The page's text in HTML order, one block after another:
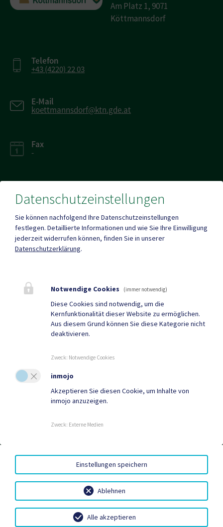
Am Platz 1, 9071
Köttmannsdorf
Telefon
+43 (4220) 22 03
E-Mail
koettmannsdorf@ktn.gde.at
Fax
-
Heute , 08:00 - 12:00 Uhr
Amtsstunden
Quicklinks
Geko digital Gemeinde-
App
Sport & Freizeit
Gemeindenachrichten
BARRIEREFREIHEIT| HANDY-SIGNATUR
|
SITEMAP|IMPRESSUM
Datenschutzeinstellungen
Sie können nachfolgend Ihre Datenschutzeinstellungen
festlegen. Detaillierte Informationen und wie Sie Ihre Einwilligung
jederzeit widerrufen können, finden Sie in unserer
Datenschutzerklärung.
Notwendige Cookies (immer notwendig)
Diese Cookies sind notwendig, um die
Kernfunktionalität dieser Website zu ermöglichen.
Aus diesem Grund können Sie diese Kategorie nicht
deaktivieren.
Zweck: Notwendige Cookies
inmojo
Akzeptieren Sie diesen Cookie, um Inhalte von
inmojo anzuzeigen.
Zweck: Externe Medien
Ablehnen
Einstellungen speichern
Alle akzeptieren